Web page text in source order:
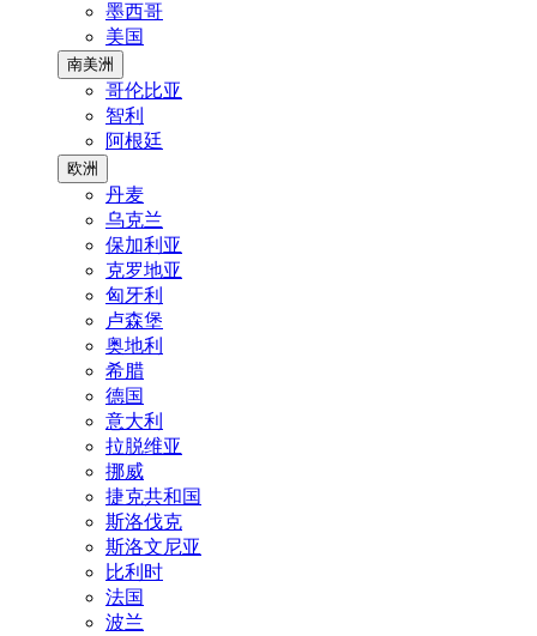
墨西哥
美国
南美洲
哥伦比亚
智利
阿根廷
欧洲
丹麦
乌克兰
保加利亚
克罗地亚
匈牙利
卢森堡
奥地利
希腊
德国
意大利
拉脱维亚
挪威
捷克共和国
斯洛伐克
斯洛文尼亚
比利时
法国
波兰